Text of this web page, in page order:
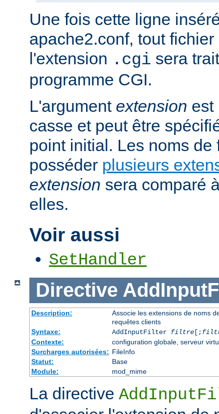
Une fois cette ligne
apache2.conf, tout
l'extension .cgi sera
programme CGI.
L'argument extension est
casse et peut être
point initial. Les noms de
posséder plusieurs
extension sera comparé
elles.
Voir aussi
SetHandler
Directive
Description:
Associe les extensions de noms
requêtes clients
Syntaxe:
AddInputFilter filtre[;
Contexte:
configuration globale, serveur
Surcharges autorisées: FileInfo
Statut:
Base
Module:
mod_mime
La directive